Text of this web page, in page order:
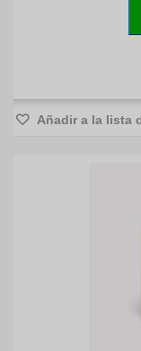
Añadir a la lista